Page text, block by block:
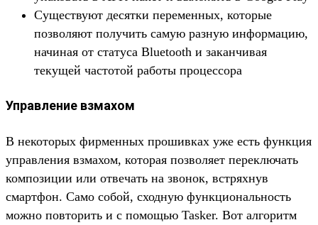
Существуют десятки переменных, которые
позволяют получить самую разную информацию,
начиная от статуса Bluetooth и заканчивая
текущей частотой работы процессора
Управление взмахом
В некоторых фирменных прошивках уже есть функция
управления взмахом, которая позволяет переключать
композиции или отвечать на звонок, встряхнув
смартфон. Само собой, сходную функциональность
можно повторить и с помощью Tasker. Вот алгоритм